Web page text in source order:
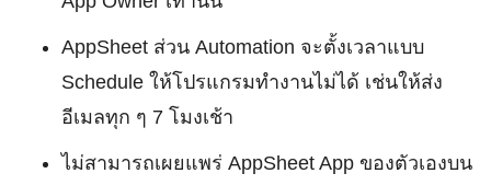
AppSheet ส่วน Automation จะตั้งเวลาแบบ
Schedule ให้โปรแกรมทำงานไม่ได้ เช่นให้ส่ง
อีเมลทุก ๆ 7 โมงเช้า
ไม่สามารถเผยแพร่ AppSheet App ของตัวเองบน